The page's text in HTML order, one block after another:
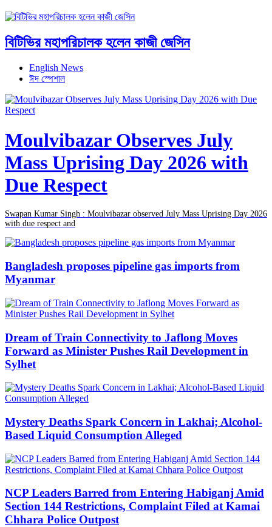
বিটিভির মহাপরিচালক হলেন কাজী জেসিন
English News
ঈদ স্পেশাল
Moulvibazar Observes July
Mass Uprising Day 2026 with
Due Respect
Swapan Kumar Singh : Moulvibazar observed July Mass Uprising Day 2026
with due respect and
Bangladesh proposes pipeline gas imports from
Myanmar
Dream of Train Connectivity to Jaflong Moves
Forward as Minister Pushes Rail Development in
Sylhet
Mystery Deaths Spark Concern in Lakhai; Alcohol-
Based Liquid Consumption Alleged
NCP Leaders Barred from Entering Habiganj Amid
Section 144 Restrictions, Complaint Filed at Kamai
Chhara Police Outpost